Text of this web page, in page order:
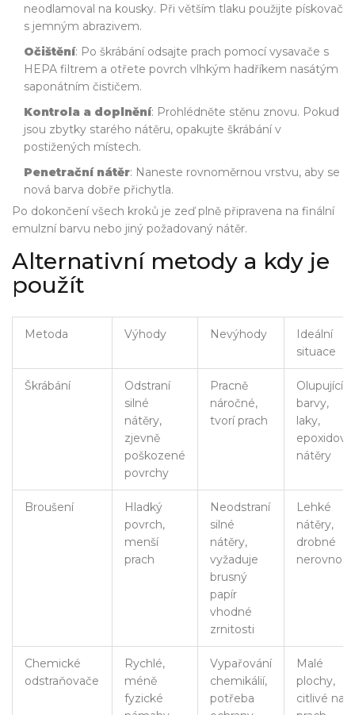
neodlamoval na kousky. Při větším tlaku použijte pískovač
s jemným abrazivem.
Očištění: Po škrábání odsajte prach pomocí vysavače s
HEPA filtrem a otřete povrch vlhkým hadříkem nasátým
saponátním čističem.
Kontrola a doplnění: Prohlédněte stěnu znovu. Pokud
jsou zbytky starého nátěru, opakujte škrábání v
postižených místech.
Penetrační nátěr: Naneste rovnoměrnou vrstvu, aby se
nová barva dobře přichytla.
Po dokončení všech kroků je zeď plně připravena na finální
emulzní barvu nebo jiný požadovaný nátěr.
Alternativní metody a kdy je
použít
Metoda Výhody Nevýhody
Ideální
situace
Škrábání
Odstraní
silné
nátěry,
zjevně
poškozené
povrchy
Pracně
náročné,
tvorí prach
Olupující
barvy,
laky,
epoxidové
nátěry
Broušení
Hladký
povrch,
menší
prach
Neodstraní
silné
nátěry,
vyžaduje
brusný
papír
vhodné
zrnitosti
Lehké
nátěry,
drobné
nerovnosti
Chemické
odstraňovače
Rychlé,
méně
fyzické
Vypařování
chemikálií,
potřeba
Malé
plochy,
citlivé na